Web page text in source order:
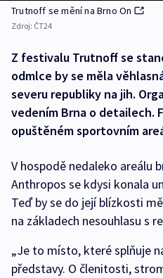
Trutnoff se mění na Brno On
Zdroj: ČT24
Z festivalu Trutnoff se
odmlce by se měla
severu republiky na jih.
vedením Brna o detailech.
opuštěném sportovním
V hospodě nedaleko areálu
Anthropos se kdysi konala
Teď by se do její blízkosti
na základech nesouhlasu s
„Je to místo, které splňuje
představy. O členitosti,